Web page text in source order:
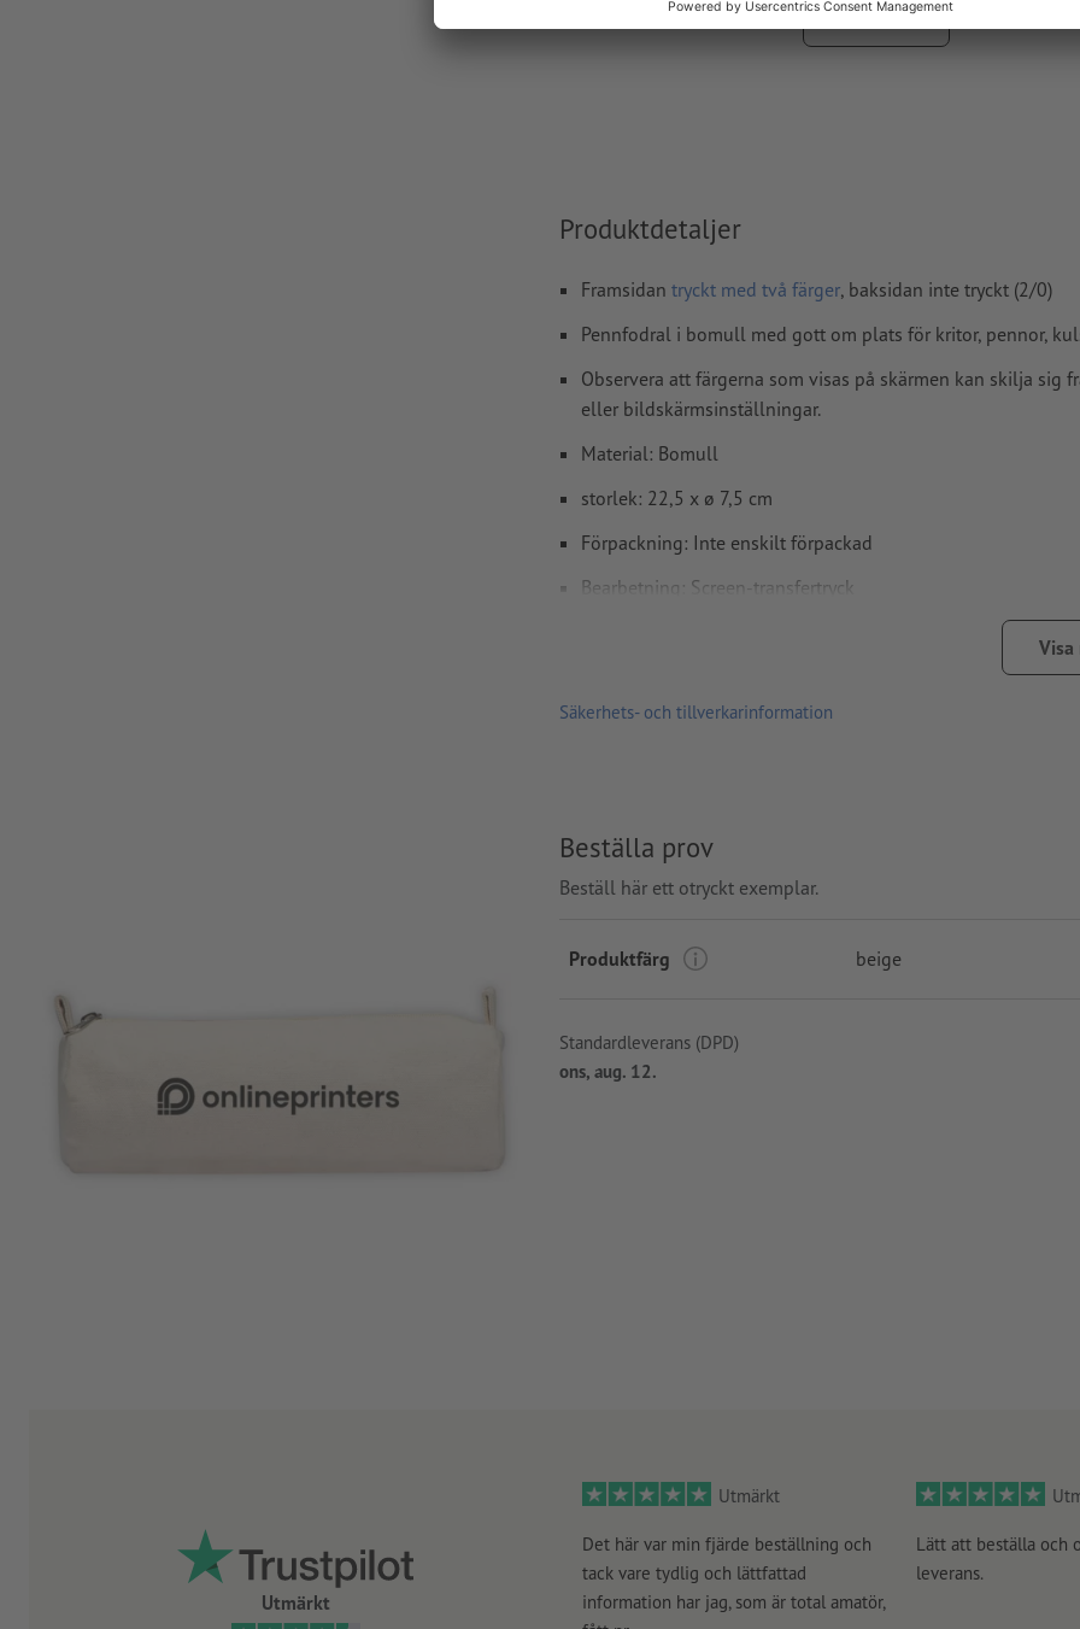
hjälpcenter.
Visa mer
Produktdetaljer
Framsidan tryckt med två färger, baksidan inte tryckt (2/0)
Pennfodral i bomull med gott om plats för kritor, pennor,
Observera att färgerna som visas på skärmen kan skilja
eller bildskärmsinställningar.
Material: Bomull
storlek: 22,5 x ø 7,5 cm
Förpackning: Inte enskilt förpackad
Bearbetning: Screen-transfertryck
Visa
Säkerhets- och tillverkarinformation
Beställa prov
Beställ här ett otryckt exemplar.
Produktfärg beige
Standardleverans (DPD)
ons, aug. 12.
Utmärkt
Utmärkt
Det här var min fjärde beställning och
tack vare tydlig och lättfattad
information har jag, som är total amatör,
Lätt att beställa och
leverans.